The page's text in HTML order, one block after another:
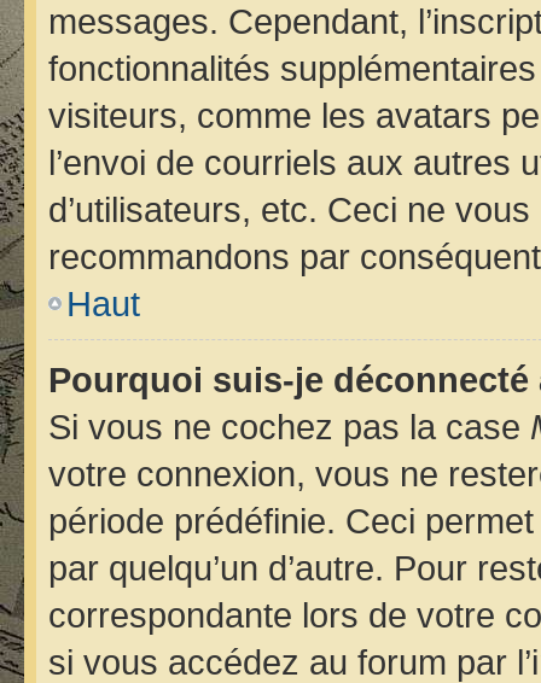
messages. Cependant,
fonctionnalités
visiteurs, comme les avatars
l’envoi de courriels aux autres
d’utilisateurs, etc. Ceci ne
recommandons par
Haut
Pourquoi suis-je
Si vous ne cochez pas la case
votre connexion, vous ne
période prédéfinie. Ceci
par quelqu’un d’autre. Pour
correspondante lors de votre
si vous accédez au forum par